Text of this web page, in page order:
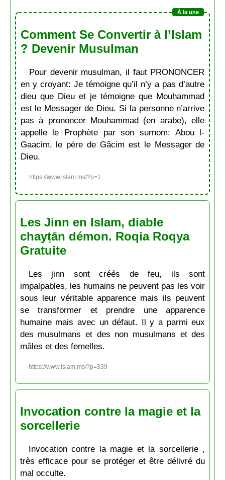
Comment Se Convertir à l’Islam
? Devenir Musulman
Pour devenir musulman, il faut PRONONCER
en y croyant: Je témoigne qu’il n’y a pas d’autre
dieu que Dieu et je témoigne que Mouḥammad
est le Messager de Dieu. Si la personne n’arrive
pas à prononcer Mouḥammad (en arabe), elle
appelle le Prophète par son surnom: Abou l-
Gaacim, le père de Gâcim est le Messager de
Dieu.
https://www.islam.ms/?p=1
Les Jinn en Islam, diable
chayṭān démon. Roqia Roqya
Gratuite
Les jinn sont créés de feu, ils sont
impalpables, les humains ne peuvent pas les voir
sous leur véritable apparence mais ils peuvent
se transformer et prendre une apparence
humaine mais avec un défaut. Il y a parmi eux
des musulmans et des non musulmans et des
mâles et des femelles.
https://www.islam.ms/?p=339
Invocation contre la magie et la
sorcellerie
Invocation contre la magie et la sorcellerie ,
très efficace pour se protéger et être délivré du
mal occulte.